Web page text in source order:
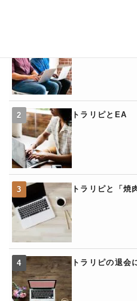
トラリピとEA
トラリピと「焼
トラリピの退会